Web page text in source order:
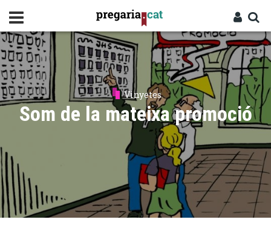
contingut
Entra
Cercador
Vinyetes
Som de la mateixa promoció